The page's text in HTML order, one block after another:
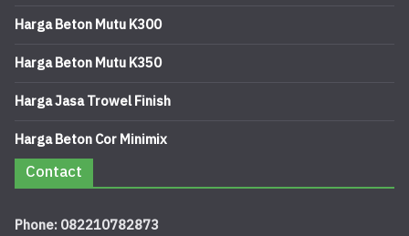
Harga Beton Mutu K300
Harga Beton Mutu K350
Harga Jasa Trowel Finish
Harga Beton Cor Minimix
Contact
Phone: 082210782873